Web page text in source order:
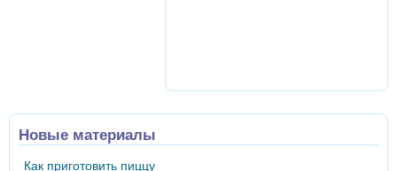
Новые материалы
Как приготовить пиццу